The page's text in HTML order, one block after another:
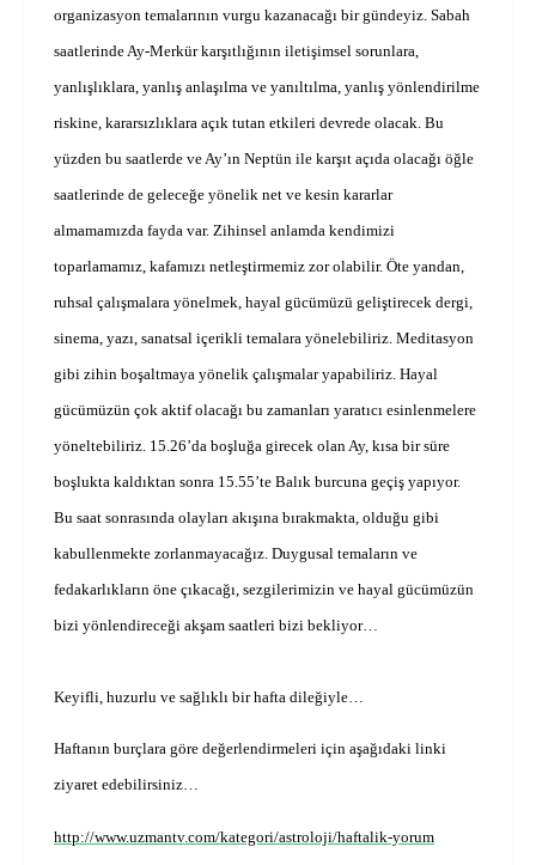
organizasyon temalarının vurgu kazanacağı bir gündeyiz. Sabah
saatlerinde Ay-Merkür karşıtlığının iletişimsel sorunlara,
yanlışlıklara, yanlış anlaşılma ve yanıltılma, yanlış yönlendirilme
riskine, kararsızlıklara açık tutan etkileri devrede olacak. Bu
yüzden bu saatlerde ve Ay’ın Neptün ile karşıt açıda olacağı öğle
saatlerinde de geleceğe yönelik net ve kesin kararlar
almamamızda fayda var. Zihinsel anlamda kendimizi
toparlamamız, kafamızı netleştirmemiz zor olabilir. Öte yandan,
ruhsal çalışmalara yönelmek, hayal gücümüzü geliştirecek dergi,
sinema, yazı, sanatsal içerikli temalara yönelebiliriz. Meditasyon
gibi zihin boşaltmaya yönelik çalışmalar yapabiliriz. Hayal
gücümüzün çok aktif olacağı bu zamanları yaratıcı esinlenmelere
yöneltebiliriz. 15.26’da boşluğa girecek olan Ay, kısa bir süre
boşlukta kaldıktan sonra 15.55’te Balık burcuna geçiş yapıyor.
Bu saat sonrasında olayları akışına bırakmakta, olduğu gibi
kabullenmekte zorlanmayacağız. Duygusal temaların ve
fedakarlıkların öne çıkacağı, sezgilerimizin ve hayal gücümüzün
bizi yönlendireceği akşam saatleri bizi bekliyor…
Keyifli, huzurlu ve sağlıklı bir hafta dileğiyle…
Haftanın burçlara göre değerlendirmeleri için aşağıdaki linki
ziyaret edebilirsiniz…
http://www.uzmantv.com/kategori/astroloji/haftalik-yorum